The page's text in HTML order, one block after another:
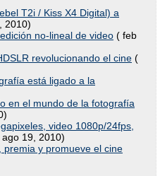
T2i / Kiss X4 Digital) a
2010)
no-lineal de video ( feb
revolucionando el cine (
está ligado a la
en el mundo de la fotografía
video 1080p/24fps,
ago 19, 2010)
premia y promueve el cine